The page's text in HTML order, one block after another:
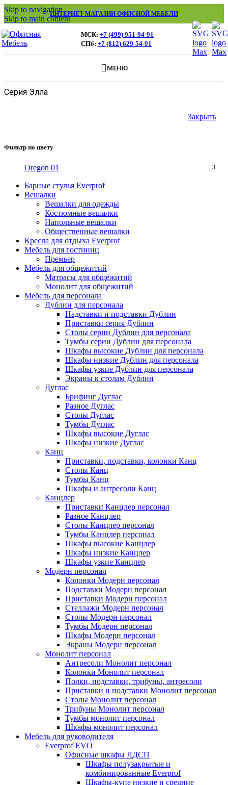
Skip to navigation
Skip to main content
ИНТЕРНЕТ МАГАЗИН ОФИСНОЙ МЕБЕЛИ
МСК: +7 (499) 951-94-91
СПб: +7 (812) 629-54-91
МЕНЮ
Серия Элла
Закрыть
Фильтр по цвету
Oregon 01 3
Барные стулья Everprof
Вешалки
Вешалки для одежды
Костюмные вешалки
Напольные вешалки
Общественные вешалки
Кресла для отдыха Everprof
Мебель для гостиниц
Премьер
Мебель для общежитий
Матрасы для общежитий
Монолит для общежитий
Мебель для персонала
Дублин для персонала
Надставки и подставки Дублин
Приставки серия Дублин
Столы серии Дублин для персонала
Тумбы серии Дублин для персонала
Шкафы высокие Дублин для персонала
Шкафы низкие Дублин для персонала
Шкафы узкие Дублин для персонала
Экраны к столам Дублин
Дуглас
Брифинг Дуглас
Разное Дуглас
Столы Дуглас
Тумбы Дуглас
Шкафы высокие Дуглас
Шкафы низкие Дуглас
Канц
Приставки, подставки, колонки Канц
Столы Канц
Тумбы Канц
Шкафы и антресоли Канц
Канцлер
Приставки Канцлер персонал
Разное Канцлер
Столы Канцлер персонал
Тумбы Канцлер персонал
Шкафы высокие Канцлер
Шкафы низкие Канцлер
Шкафы узкие Канцлер
Модерн персонал
Колонки Модерн персонал
Подставки Модерн персонал
Приставки Модерн персонал
Стеллажи Модерн персонал
Столы Модерн персонал
Тумбы Модерн персонал
Шкафы Модерн персонал
Экраны Модерн персонал
Монолит персонал
Антресоли Монолит персонал
Колонки Монолит персонал
Полки, подставки, трибуны, антресоли
Приставки и подставки Монолит персонал
Столы Монолит персонал
Трибуны Монолит персонал
Тумбы монолит персонал
Шкафы монолит персонал
Мебель для руководителя
Everprof EVO
Офисные шкафы ЛДСП
Шкафы полузакрытые и
комбинированные Everprof
Шкафы-купе низкие и средние